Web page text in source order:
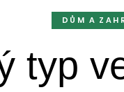
DŮM A
typ